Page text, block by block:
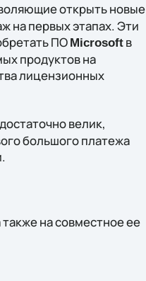
открыть новые
на первых этапах. Эти
ПО Microsoftв
продуктов на
лицензионных
велик,
большого платежа
также на совместное ее